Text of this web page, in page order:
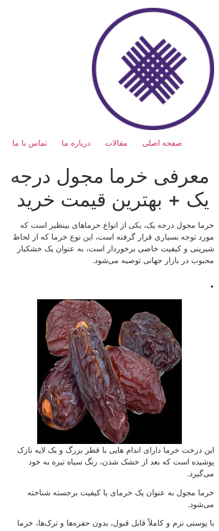
صفحه اصلی مقالات درباره ما تماس با ما
معرفی خرما مجول درجه
یک + بهترین قیمت خرید
خرما مجول درجه یک، یکی از انواع خرماهای بینظیر است که
مورد توجه بسیاری قرار گرفته است، این نوع خرما که از لحاظ
شیرینی و کیفیت خاصی برخوردار است، به عنوان یک خشکبار
محبوب در بازار جهانی توصیه می‌شود.
.
این درخت خرما دارای اندام هایی با قطر بزرگ و یک لایه نازک
پوشیده است که بعد از خشک شدن، رنگ سیاه تیره به خود
می‌گیرد.
خرما مجول به عنوان یک خرمای با کیفیت برجسته شناخته
می‌شود.
با پوستی نرم و کاملاً قابل قبول، بدون حفره‌ها و ترک‌ها، خرما